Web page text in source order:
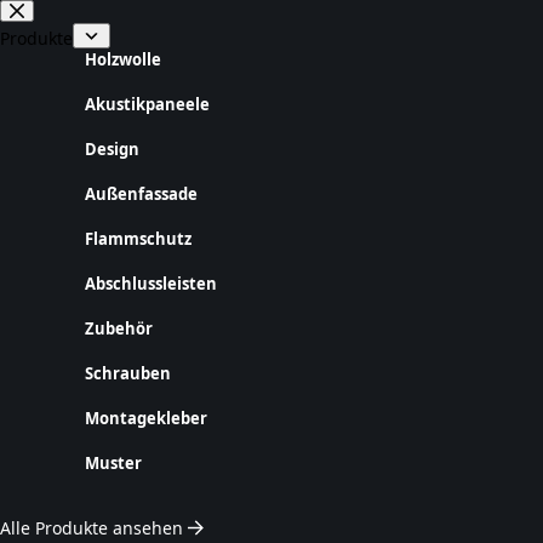
Zum
Inhalt
springen
Produkte
Holzwolle
Akustikpaneele
Design
Außenfassade
Flammschutz
Abschlussleisten
Zubehör
Schrauben
Montagekleber
Muster
Alle Produkte ansehen